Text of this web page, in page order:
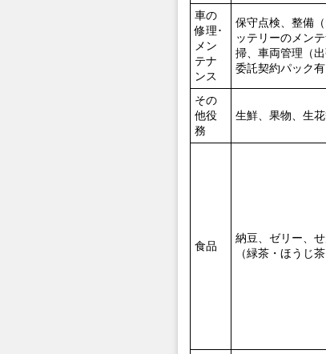
車の
修理･
メン
テナ
ンス
保守点検、整備
ッテリーのメン
掃、車両管理（
委託契約パック有
その
他役
務
生鮮、果物、生
食品
納豆、ゼリー、
（緑茶・ほうじ茶